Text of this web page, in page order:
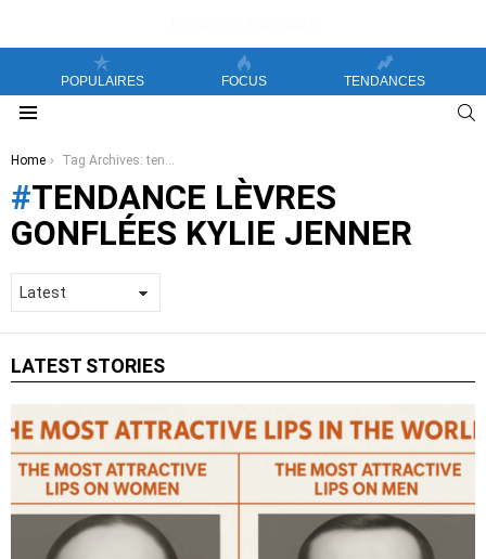
POPULAIRES FOCUS TENDANCES
You are here:
Home Tag Archives: tendance lèvres gonflées Kylie Jenner
TENDANCE LÈVRES
GONFLÉES KYLIE JENNER
LATEST STORIES